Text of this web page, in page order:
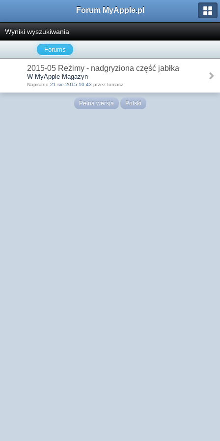
Forum MyApple.pl
Wyniki wyszukiwania
Forums
2015-05 Reżimy - nadgryziona część jabłka
W MyApple Magazyn
Napisano 21 sie 2015 10:43 przez tomasz
Pełna wersja Polski